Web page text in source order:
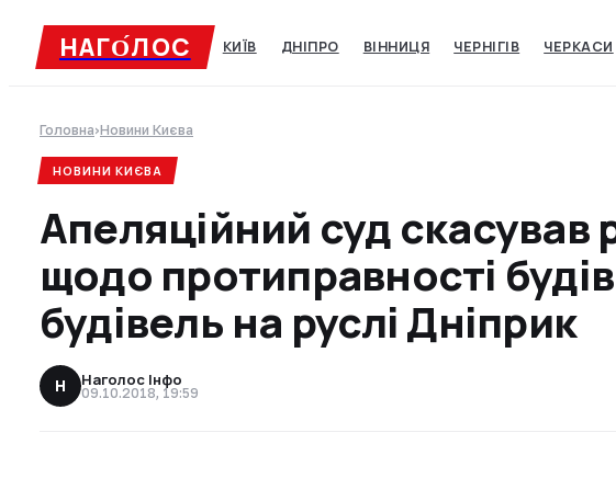
НАГО́ЛОC КИЇВ ДНІПРО ВІННИЦЯ ЧЕРНІГІВ ЧЕРКАСИ
Головна›Новини Києва
НОВИНИ КИЄВА
Апеляційний суд скасував
щодо протиправності
будівель на руслі Дніприк
Н Наголос Інфо
09.10.2018, 19:59